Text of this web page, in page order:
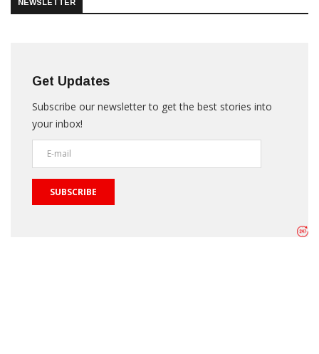
NEWSLETTER
Get Updates
Subscribe our newsletter to get the best stories into
your inbox!
SUBSCRIBE